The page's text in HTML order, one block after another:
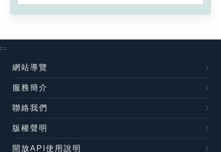
:::
網站導覽
服務簡介
聯絡我們
版權聲明
開放API使用說明